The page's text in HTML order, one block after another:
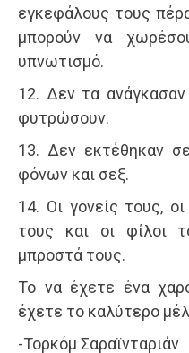
εγκεφάλους τους
μπορούν να
υπνωτισμό.
12. Δεν τα
φυτρώσουν.
13. Δεν εκτέθηκαν
φόνων και σεξ.
14. Οι γονείς τους,
τους και οι φίλοι
μπροστά τους.
Το να έχετε ένα
έχετε το καλύτερο
-Τορκόμ Σαραϊνταριάν